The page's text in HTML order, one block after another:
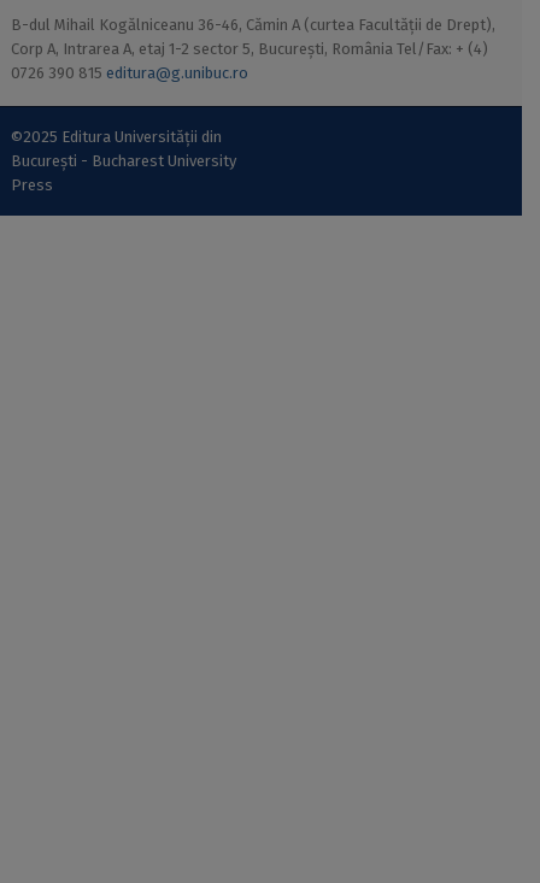
B-dul Mihail Kogălniceanu 36-46, Cămin A (curtea Facultății de Drept),
Corp A, Intrarea A, etaj 1-2 sector 5, București, România Tel/Fax: + (4)
0726 390 815 editura@g.unibuc.ro
©2025 Editura Universității din
București - Bucharest University
Press